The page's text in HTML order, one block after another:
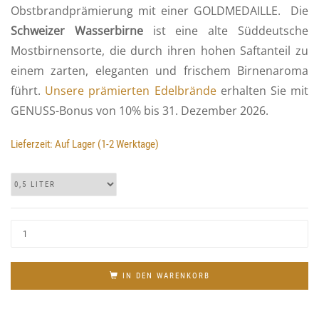
Obstbrandprämierung mit einer GOLDMEDAILLE. Die
Schweizer Wasserbirneist eine alte Süddeutsche
Mostbirnensorte, die durch ihren hohen Saftanteil zu
einem zarten, eleganten und frischem Birnenaroma
führt. Unsere prämierten Edelbrändeerhalten Sie mit
GENUSS-Bonus von 10% bis 31. Dezember 2026.
Lieferzeit: Auf Lager (1-2 Werktage)
IN DEN WARENKORB